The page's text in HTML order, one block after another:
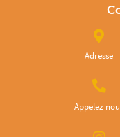
Adresse
Appelez